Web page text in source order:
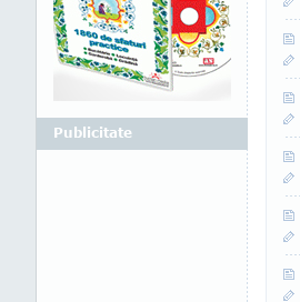
Publicitate